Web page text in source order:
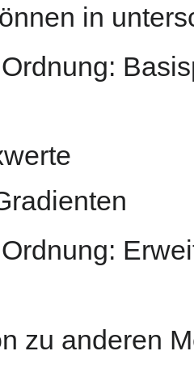
in
zu anderen